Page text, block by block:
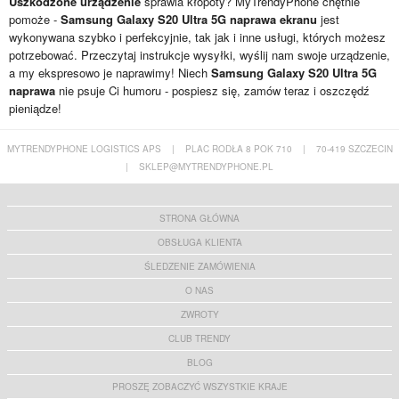
pomoże - Samsung Galaxy S20 Ultra 5G naprawa ekranu jest
wykonywana szybko i perfekcyjnie, tak jak i inne usługi, których możesz
potrzebować. Przeczytaj instrukcje wysyłki, wyślij nam swoje urządzenie,
a my ekspresowo je naprawimy! Niech Samsung Galaxy S20 Ultra 5G
naprawa nie psuje Ci humoru - pospiesz się, zamów teraz i oszczędź
pieniądze!
MYTRENDYPHONE LOGISTICS APS | PLAC RODŁA 8 POK 710 |
70-419 SZCZECIN
|
SKLEP@MYTRENDYPHONE.PL
STRONA GŁÓWNA
OBSŁUGA KLIENTA
ŚLEDZENIE ZAMÓWIENIA
O NAS
ZWROTY
CLUB TRENDY
BLOG
PROSZĘ ZOBACZYĆ WSZYSTKIE KRAJE